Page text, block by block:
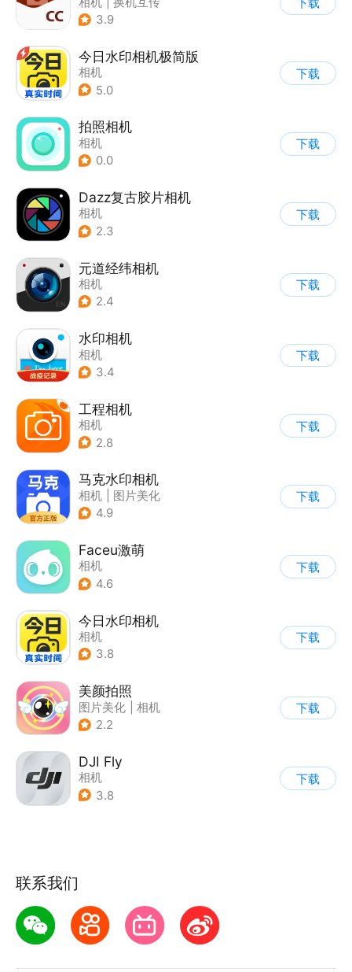
3.9
下载
今日水印相机极简版
相机
5.0
下载
拍照相机
相机
0.0
下载
Dazz复古胶片相机
相机
2.3
下载
元道经纬相机
相机
2.4
下载
水印相机
相机
3.4
下载
工程相机
相机
2.8
下载
马克水印相机
相机
图片美化
4.9
下载
Faceu激萌
相机
4.6
下载
今日水印相机
相机
3.8
下载
美颜拍照
图片美化
相机
2.2
下载
DJI Fly
相机
3.8
下载
联系我们